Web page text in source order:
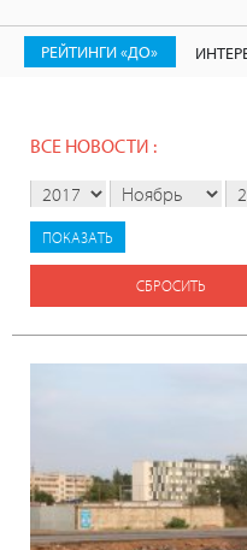
РЕЙТИНГИ «ДО»
ВСЕ НОВОСТИ :
СБРОСИТЬ